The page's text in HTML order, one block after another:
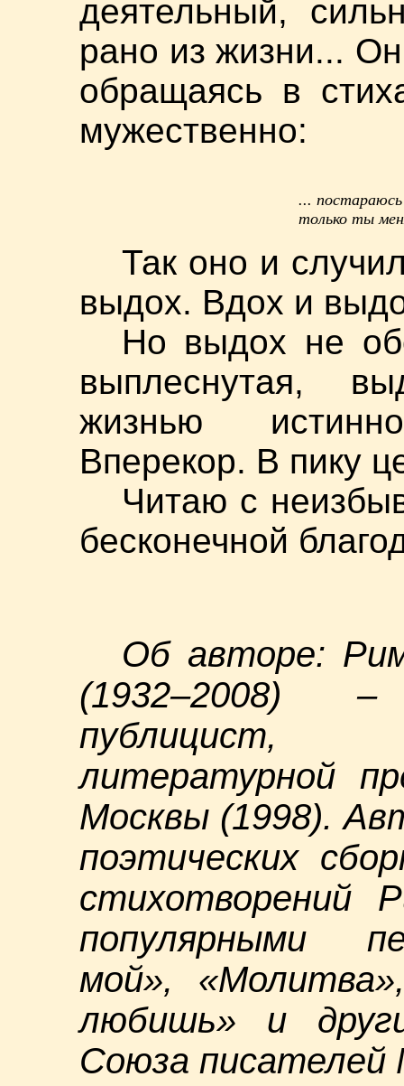
деятельный,
рано из жизни...
обращаясь в
мужественно:
...
только ты
Так оно и
выдох. Вдох и
Но выдох не
выплеснутая,
жизнью
Вперекор. В пику
Читаю с
бесконечной
Об авторе:
(1932–2008)
публицист,
литературной
Москвы (1998).
поэтических
стихотворений
популярными
мой»,
любишь» и
Союза писателей